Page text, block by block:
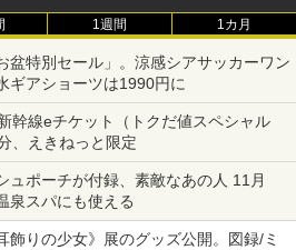
1週間 1カ月
盆特別セール」。涼感シアサッカーワン
ギアショーツは1990円に
幹線eチケット（トクだ値スペシャル
、えきねっと限定
ュポーチが付録、素敵なあの人 11月
泉スパにも使える
飾りの少女》展のグッズ公開。図録/ミ